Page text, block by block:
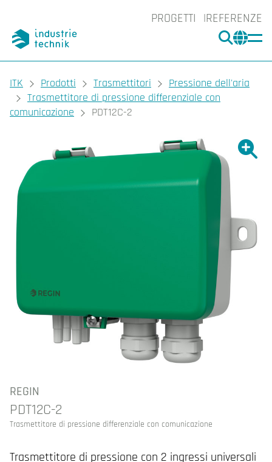
PROGETTI REFERENZE
CERCA
You are here:
ITK Prodotti Trasmettitori
Pressione dell'aria
Trasmettitore di pressione differenziale con
comunicazione
PDT12C-2
REGIN
PDT12C-2
Trasmettitore di pressione differenziale con comunicazione
Trasmettitore di pressione con 2 ingressi universali